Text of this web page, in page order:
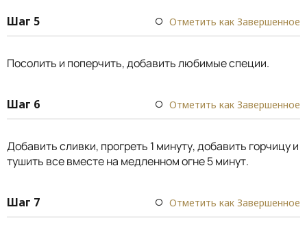
Шаг 5 Отметить как Завершенное
Посолить и поперчить, добавить любимые специи.
Шаг 6 Отметить как Завершенное
Добавить сливки, прогреть 1 минуту, добавить горчицу и
тушить все вместе на медленном огне 5 минут.
Шаг 7 Отметить как Завершенное